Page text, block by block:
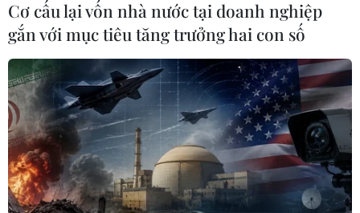
Cơ cấu lại vốn nhà nước tại doanh nghiệp
gắn với mục tiêu tăng trưởng hai con số